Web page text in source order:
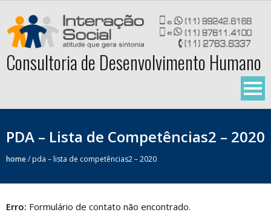
content
Consultoria de Desenvolvimento Humano
PDA – Lista de Competências2 – 2020
home/pda – lista de competências2 – 2020
Erro: Formulário de contato não encontrado.